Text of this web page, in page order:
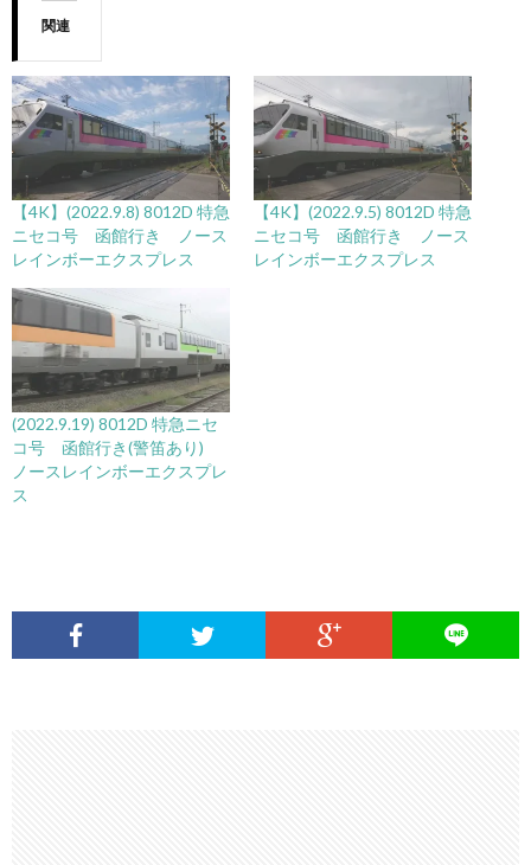
関連
【4K】(2022.9.8) 8012D 特急
ニセコ号 函館行き ノース
レインボーエクスプレス
【4K】(2022.9.5) 8012D 特急
ニセコ号 函館行き ノース
レインボーエクスプレス
(2022.9.19) 8012D 特急ニセ
コ号 函館行き(警笛あり)
ノースレインボーエクスプレ
ス